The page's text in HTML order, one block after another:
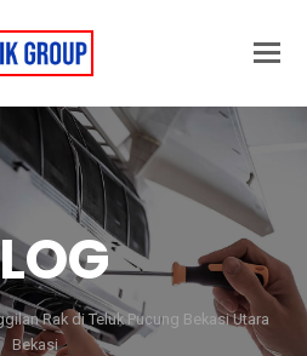
Rak di Teluk Pucung Bekasi Utara
Bekasi